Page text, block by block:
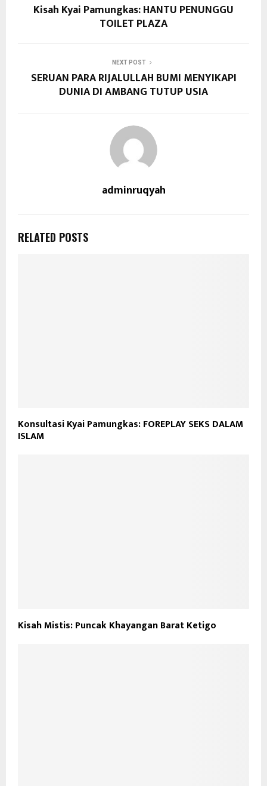
Kisah Kyai Pamungkas: HANTU PENUNGGU
TOILET PLAZA
NEXT POST
SERUAN PARA RIJALULLAH BUMI MENYIKAPI
DUNIA DI AMBANG TUTUP USIA
adminruqyah
RELATED POSTS
Konsultasi Kyai Pamungkas: FOREPLAY SEKS DALAM
ISLAM
Kisah Mistis: Puncak Khayangan Barat Ketigo